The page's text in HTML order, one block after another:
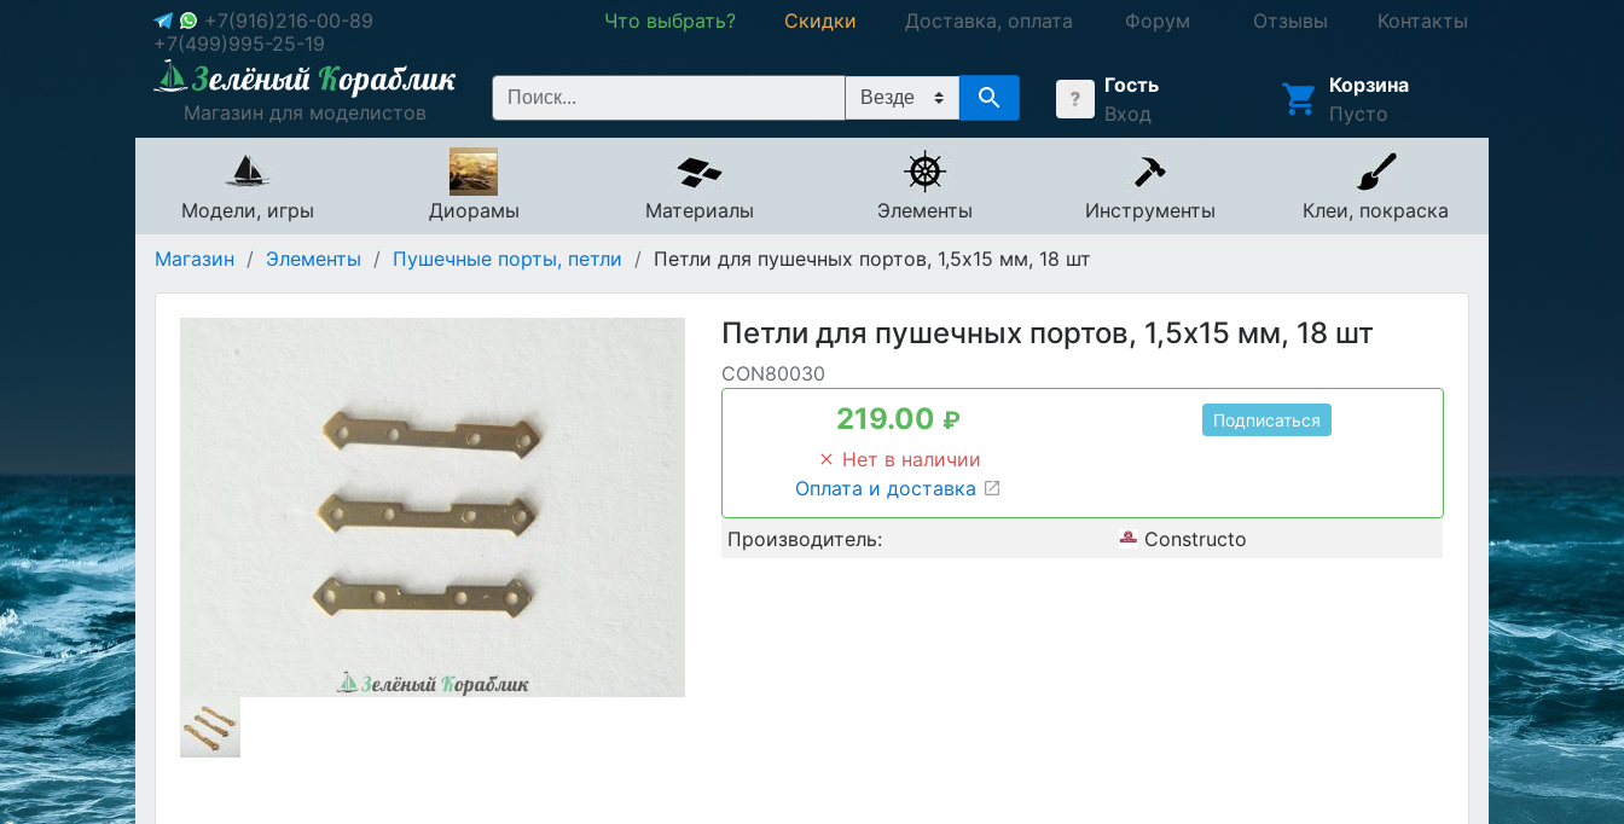
+7(916)216-00-89
+7(499)995-25-19
Что выбрать? Скидки Доставка, оплата Форум Отзывы Контакты
Магазин для моделистов
Гость
Вход
Корзина
Пусто
Модели, игры Диорамы Материалы Элементы Инструменты
Клеи, покраска
Магазин / Элементы / Пушечные порты, петли / Петли для пушечных портов, 1,5х15 мм, 18 шт
Петли для пушечных портов, 1,5х15 мм, 18 шт
CON80030
219.00 ₽
Нет в наличии
Оплата и доставка
Подписаться
Производитель: Constructo